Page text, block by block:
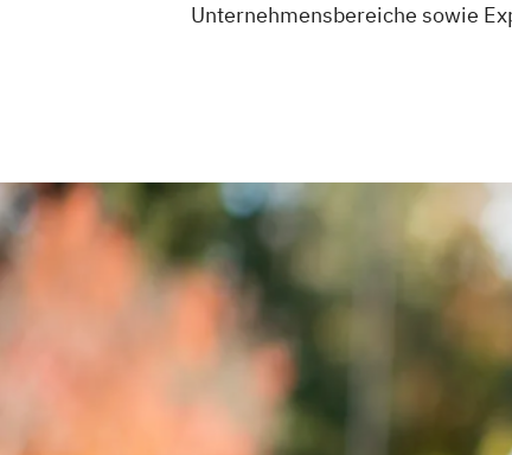
Unternehmensbereiche sowie